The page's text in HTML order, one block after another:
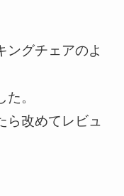
ングチェアのよ
。
ら改めてレビュ